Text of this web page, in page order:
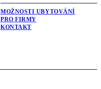
MOŽNOSTI UBYTOVÁNÍ
PRO FIRMY
KONTAKT